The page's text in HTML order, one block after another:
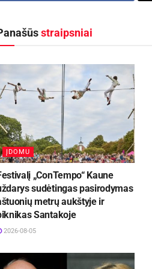
straipsniai
ĮDOMU
„ConTempo“ Kaune
sudėtingas pasirodymas
metrų aukštyje ir
Santakoje
2026-08-05